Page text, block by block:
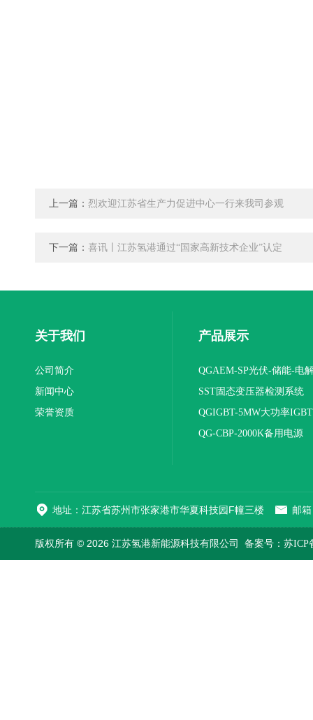
上一篇： 烈欢迎江苏省生产力促进中心一行来我司参观
下一篇： 喜讯丨江苏氢港通过“国家高新技术企业”认定
关于我们
公司简介
新闻中心
荣誉资质
产品展示
QGAEM-SP光伏-储能-电
体化测试平台
SST固态变压器检测系统
QGIGBT-5MW大功率
电源
QG-CBP-2000K备用电源
地址：江苏省苏州市张家港市华夏科技园F幢三楼 邮
版权所有 © 2026 江苏氢港新能源科技有限公司 备案号：苏ICP